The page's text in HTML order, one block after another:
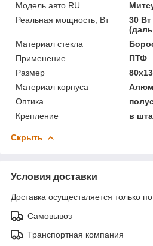
Модель авто RU
Реальная мощность, Вт
30
Материал стекла
Применение
ПТФ
Размер
Материал корпуса
Оптика
Крепление
в
Скрыть
Условия доставки
Доставка осуществляется только
Самовывоз
Транспортная компания